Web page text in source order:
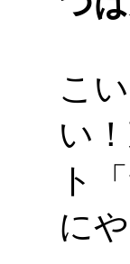
こ
い
ト
に